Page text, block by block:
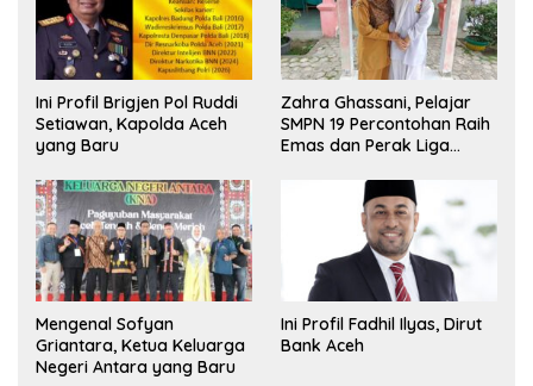
Ini Profil Brigjen Pol Ruddi
Setiawan, Kapolda Aceh
yang Baru
Zahra Ghassani, Pelajar
SMPN 19 Percontohan Raih
Emas dan Perak Liga
Mengenal Sofyan
Griantara, Ketua Keluarga
Negeri Antara yang Baru
Ini Profil Fadhil Ilyas, Dirut
Bank Aceh